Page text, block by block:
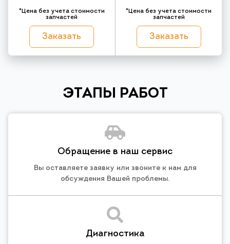
*Цена без учета стоимости
запчастей
Заказать
*Цена без учета стоимости
запчастей
Заказать
ЭТАПЫ РАБОТ
Обращение в наш сервис
Вы оставляете заявку или звоните к нам для
обсуждения Вашей проблемы.
Диагностика